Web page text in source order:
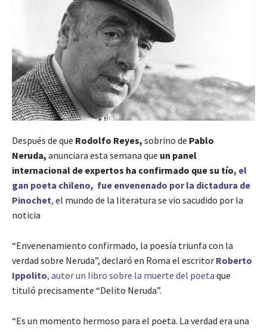
Después de que Rodolfo Reyes, sobrino de Pablo
Neruda, anunciara esta semana que un panel
internacional de expertos ha confirmado que su tío, el
gan poeta chileno, fue envenenado por la dictadura de
Pinochet, el mundo de la literatura se vio sacudido por la
noticia
“Envenenamiento confirmado, la poesía triunfa con la
verdad sobre Neruda”, declaró en Roma el escritor Roberto
Ippolito, autor un libro sobre la muerte del poeta que
tituló precisamente “Delito Neruda”.
“Es un momento hermoso para el poeta. La verdad era una